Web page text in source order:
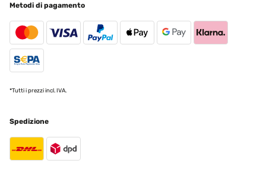
Metodi di pagamento
*Tutti i prezzi incl. IVA.
Spedizione